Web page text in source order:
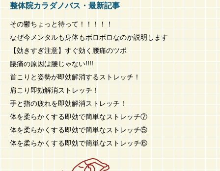
整体院カラダノバス・最新記事
その鬱ちょっと待って！！！！！
なぜ今メンタルも身体もボロボロなのか説明します
【効きすぎ注意】すぐ効く腰痛のツボ
腰痛の原因は腰じゃない!!!!
首こりと姿勢が即効解消するストレッチ！
肩こり即効解消ストレッチ！
手と指の疲れを即効解消ストレッチ！
体を柔らかくする即効で簡単なストレッチ⑦
体を柔らかくする即効で簡単なストレッチ⑤
体を柔らかくする即効で簡単なストレッチ⑥